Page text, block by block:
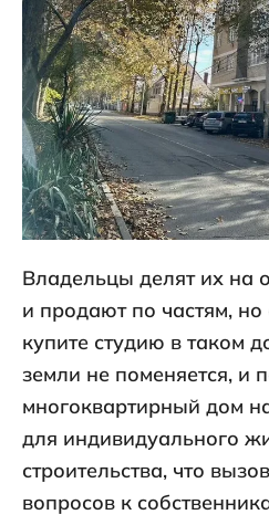
Владельцы делят их на
и продают по частям, но
купите студию в таком
земли не поменяется, и
многоквартирный дом
для индивидуального
строительства, что
вопросов к